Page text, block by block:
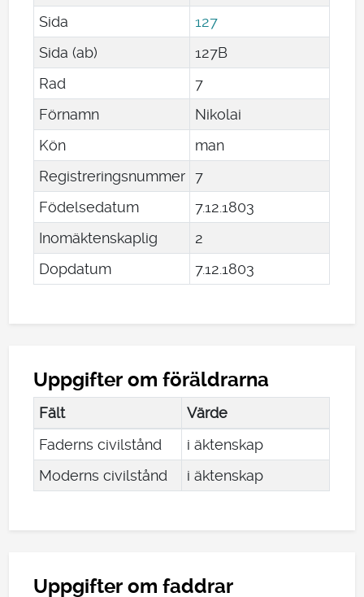
Sida
127
Sida (ab)
127B
Rad
7
Förnamn
Nikolai
Kön
man
Registreringsnummer 7
Födelsedatum
7.121803
Inomäktenskaplig
2
Dopdatum
7.121803
Uppgifter om föräldrarna
Fält
Värde
Faderns civilstånd
i äktenskap
Moderns civilstånd
i äktenskap
Uppgifter om faddrar